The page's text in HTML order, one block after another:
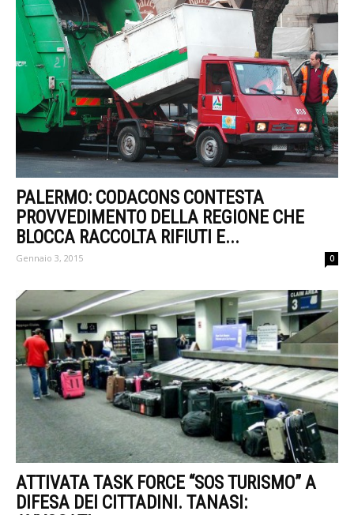
PALERMO: CODACONS CONTESTA
PROVVEDIMENTO DELLA REGIONE CHE
BLOCCA RACCOLTA RIFIUTI E...
Gennaio 3, 2015 0
ATTIVATA TASK FORCE “SOS TURISMO” A
DIFESA DEI CITTADINI. TANASI: